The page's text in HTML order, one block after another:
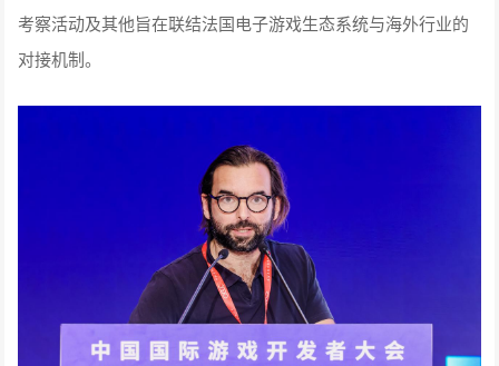
考察活动及其他旨在联结法国电子游戏生态系统与海外行业的
对接机制。